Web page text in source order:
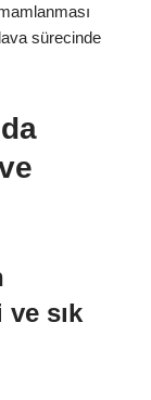
sürecinde
sık